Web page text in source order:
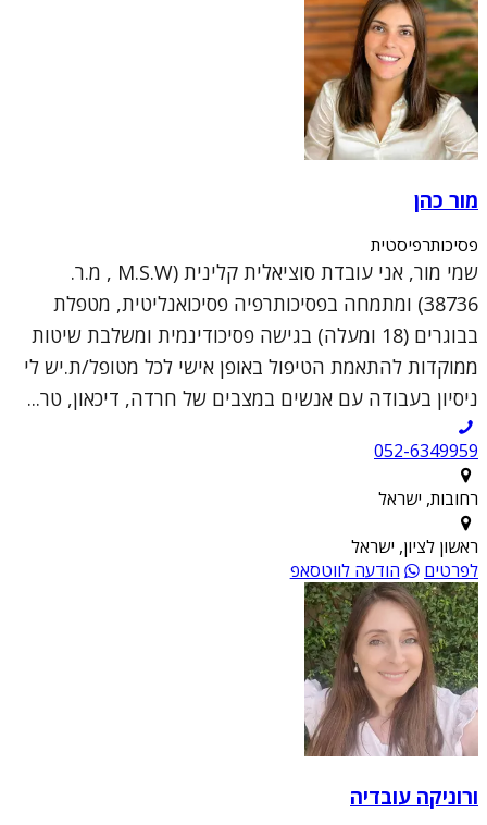
מור כהן
פסיכותרפיסטית
שמי מור, אני עובדת סוציאלית קלינית (M.S.W , מ.ר.
38736) ומתמחה בפסיכותרפיה פסיכואנליטית, מטפלת
בבוגרים (18 ומעלה) בגישה פסיכודינמית ומשלבת שיטות
ממוקדות להתאמת הטיפול באופן אישי לכל מטופל/ת.יש לי
ניסיון בעבודה עם אנשים במצבים של חרדה, דיכאון, טר...
052-6349959
רחובות, ישראל
ראשון לציון, ישראל
לפרטים
הודעה לווטסאפ
ורוניקה עובדיה